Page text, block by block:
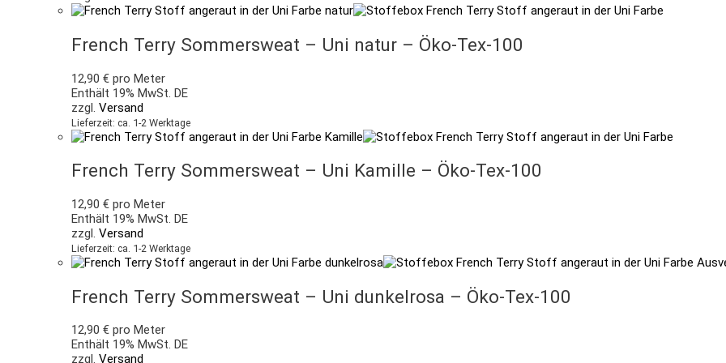
French Terry Sommersweat – Uni natur – Öko-Tex-100
12,90 € pro Meter
Enthält 19% MwSt. DE
zzgl. Versand
Lieferzeit: ca. 1-2 Werktage
French Terry Sommersweat – Uni Kamille – Öko-Tex-100
12,90 € pro Meter
Enthält 19% MwSt. DE
zzgl. Versand
Lieferzeit: ca. 1-2 Werktage
French Terry Sommersweat – Uni dunkelrosa – Öko-Tex-100
12,90 € pro Meter
Enthält 19% MwSt. DE
zzgl. Versand